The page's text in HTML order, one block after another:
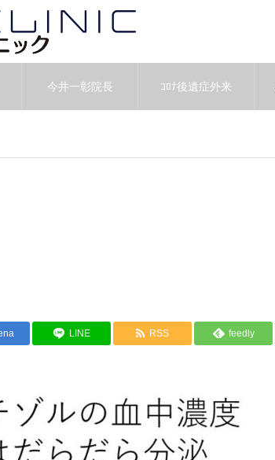
今井一彰院長 ｺﾛﾅ後遺症外来
LINE RSS feedly